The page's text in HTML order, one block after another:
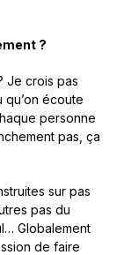
?
Je crois pas
qu’on écoute
personne
pas, ça
sur pas
pas du
Globalement
de faire